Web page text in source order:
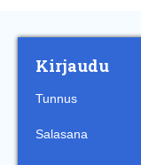
Kirjaudu
Tunnus
Salasana